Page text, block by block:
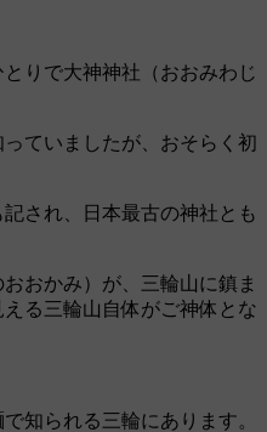
りで大神神社（おおみわじ
ていましたが、おそらく初
され、日本最古の神社とも
おかみ）が、三輪山に鎮ま
る三輪山自体がご神体とな
知られる三輪にあります。